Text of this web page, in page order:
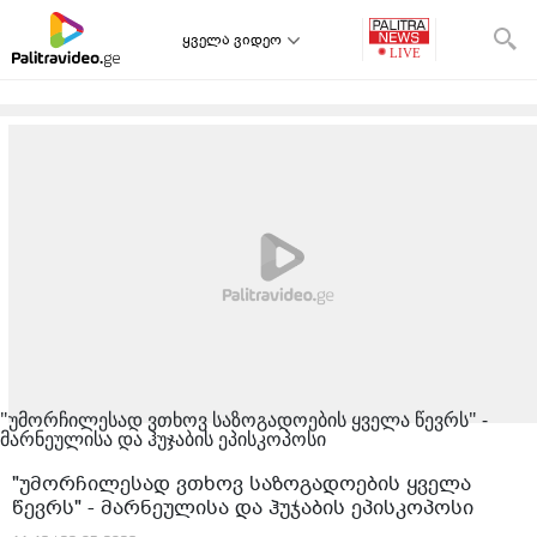
ყველა ვიდეო
"უმორჩილესად ვთხოვ საზოგადოების ყველა წევრს" -
მარნეულისა და ჰუჯაბის ეპისკოპოსი
"უმორჩილესად ვთხოვ საზოგადოების ყველა
წევრს" - მარნეულისა და ჰუჯაბის ეპისკოპოსი